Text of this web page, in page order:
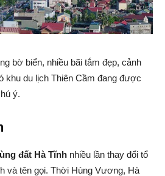
bờ biển, nhiều bãi tắm đẹp, cảnh
khu du lịch Thiên Cầm đang được
ý.
đất Hà Tĩnh nhiều lần thay đổi tổ
và tên gọi. Thời Hùng Vương, Hà